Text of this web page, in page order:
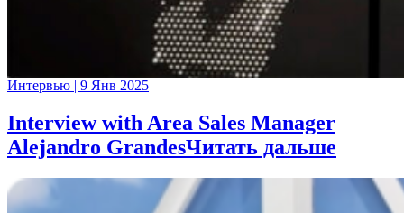
Интервью | 9 Янв 2025
Interview with Area Sales Manager
Alejandro GrandesЧитать дальше